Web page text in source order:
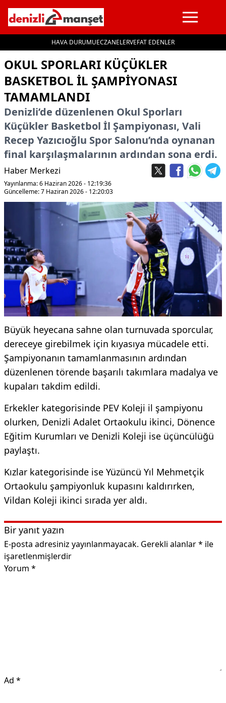
HAVA DURUMUECZANELERVEFAT EDENLER
OKUL SPORLARI KÜÇÜKLER
BASKETBOL İL ŞAMPIYONASI
TAMAMLANDI
Denizli’de düzenlenen Okul Sporları
Küçükler Basketbol İl Şampiyonası, Vali
Recep Yazıcıoğlu Spor Salonu’nda oynanan
final karşılaşmalarının ardından sona erdi.
Haber Merkezi
Yayınlanma: 6 Haziran 2026 - 12:19:36
Güncelleme: 7 Haziran 2026 - 12:20:03
Büyük heyecana sahne olan turnuvada sporcular,
dereceye girebilmek için kıyasıya mücadele etti.
Şampiyonanın tamamlanmasının ardından
düzenlenen törende başarılı takımlara madalya ve
kupaları takdim edildi.
Erkekler kategorisinde PEV Koleji il şampiyonu
olurken, Denizli Adalet Ortaokulu ikinci, Dönence
Eğitim Kurumları ve Denizli Koleji ise üçüncülüğü
paylaştı.
Kızlar kategorisinde ise Yüzüncü Yıl Mehmetçik
Ortaokulu şampiyonluk kupasını kaldırırken,
Vildan Koleji ikinci sırada yer aldı.
Bir yanıt yazın
E-posta adresiniz yayınlanmayacak. Gerekli alanlar* ile
işaretlenmişlerdir
Yorum *
Ad *